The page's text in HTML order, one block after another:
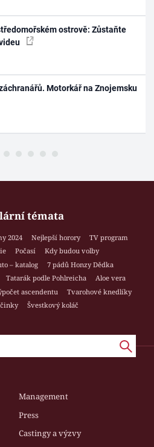
ostrově: Zůstaňte
Motorkář na Znojemsku
témata
2024 Nejlepší horory
TV program
Počasí
Kdy budou volby
– katalog
7 pádů Honzy Dědka
Tatarák podle Pohlreicha
Aloe vera
ascendentu
Tvarohové knedlíky
Švestkový koláč
Management
Press
Castingy a výzvy